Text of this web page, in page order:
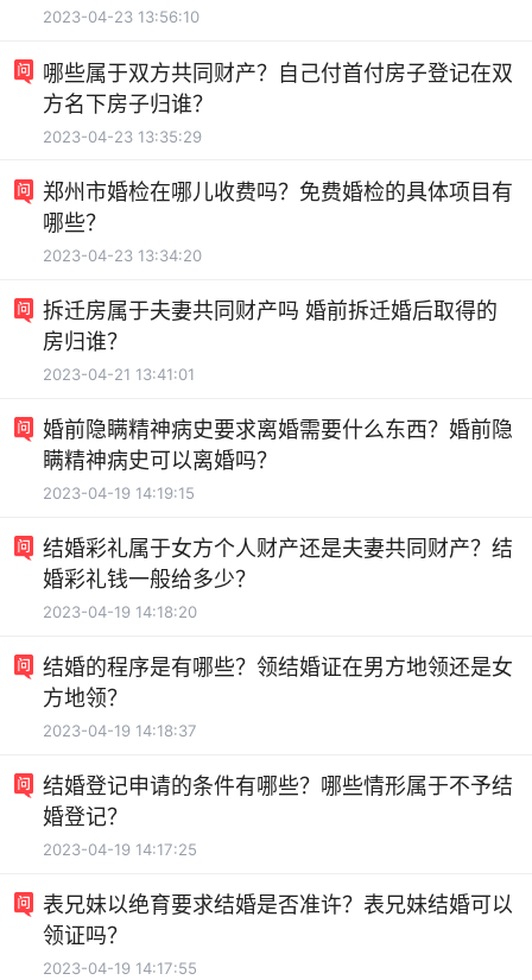
2023-04-23 13:56:10
哪些属于双方共同财产？自己付首付房子登记在双
方名下房子归谁？
2023-04-23 13:35:29
郑州市婚检在哪儿收费吗？免费婚检的具体项目有
哪些？
2023-04-23 13:34:20
拆迁房属于夫妻共同财产吗 婚前拆迁婚后取得的
房归谁？
2023-04-21 13:41:01
婚前隐瞒精神病史要求离婚需要什么东西？婚前隐
瞒精神病史可以离婚吗？
2023-04-19 14:19:15
结婚彩礼属于女方个人财产还是夫妻共同财产？结
婚彩礼钱一般给多少？
2023-04-19 14:18:20
结婚的程序是有哪些？领结婚证在男方地领还是女
方地领？
2023-04-19 14:18:37
结婚登记申请的条件有哪些？哪些情形属于不予结
婚登记？
2023-04-19 14:17:25
表兄妹以绝育要求结婚是否准许？表兄妹结婚可以
领证吗？
2023-04-19 14:17:55